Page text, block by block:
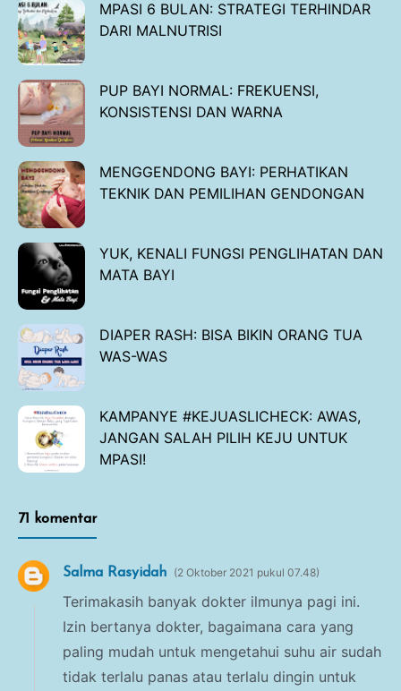
MPASI 6 BULAN: STRATEGI TERHINDAR
DARI MALNUTRISI
PUP BAYI NORMAL: FREKUENSI,
KONSISTENSI DAN WARNA
MENGGENDONG BAYI: PERHATIKAN
TEKNIK DAN PEMILIHAN GENDONGAN
YUK, KENALI FUNGSI PENGLIHATAN DAN
MATA BAYI
DIAPER RASH: BISA BIKIN ORANG TUA
WAS-WAS
KAMPANYE #KEJUASLICHECK: AWAS,
JANGAN SALAH PILIH KEJU UNTUK
MPASI!
71 komentar
Salma Rasyidah 2 Oktober 2021 pukul 07.48
Terimakasih banyak dokter ilmunya pagi ini.
Izin bertanya dokter, bagaimana cara yang
paling mudah untuk mengetahui suhu air sudah
tidak terlalu panas atau terlalu dingin untuk